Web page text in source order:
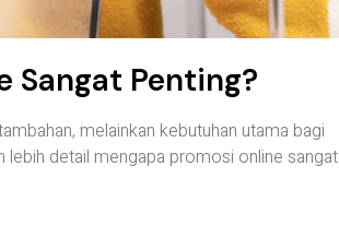
Sangat Penting?
melainkan kebutuhan utama bagi
lebih detail mengapa promosi online sangat